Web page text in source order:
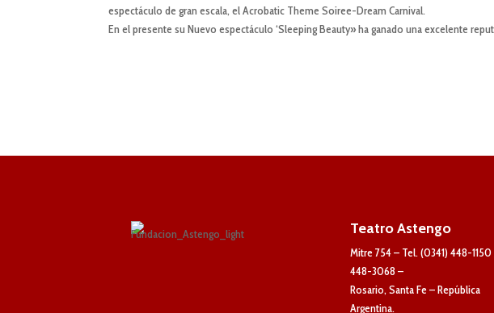
espectáculo de gran escala, el Acrobatic Theme Soiree-Dream Carnival.
En el presente su Nuevo espectáculo ‘Sleeping Beauty» ha ganado una excelente
Teatro Astengo
Mitre 754 – Tel. (0341) 448-
448-3068 –
Rosario, Santa Fe – República
Argentina.